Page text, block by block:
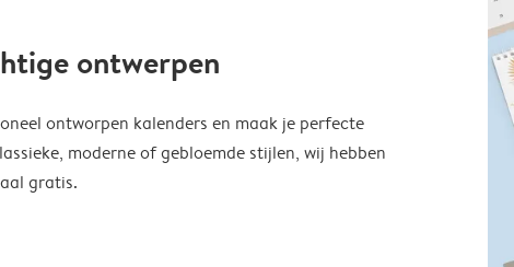
ontwerpen
ontworpen kalenders en maak je perfecte
moderne of gebloemde stijlen, wij hebben
gratis.